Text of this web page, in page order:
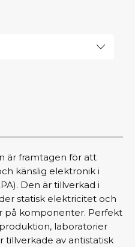
är framtagen för att
känslig elektronik i
Den är tillverkad i
statisk elektricitet och
på komponenter. Perfekt
laboratorier
tillverkade av antistatisk